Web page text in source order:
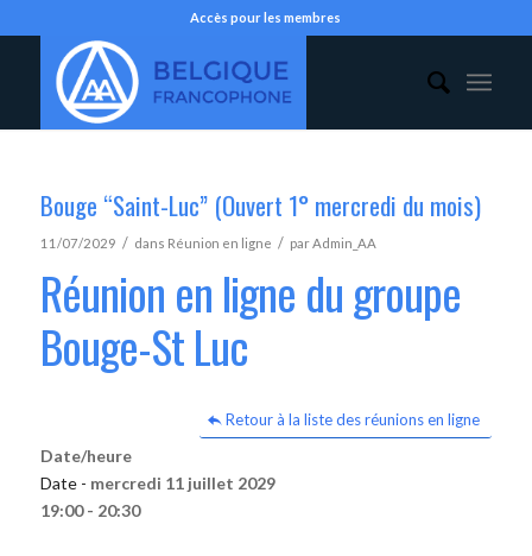
Accès pour les membres
Bouge “Saint-Luc” (Ouvert 1° mercredi du mois)
11/07/2029 / dans Réunion en ligne / parAdmin_AA
Réunion en ligne du groupe
Bouge-St Luc
Retour à la liste des réunions en ligne
Date/heure
Date - mercredi 11 juillet 2029
19:00 - 20:30